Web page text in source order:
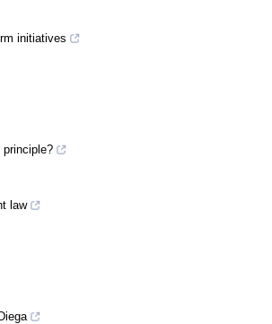
initiatives
law